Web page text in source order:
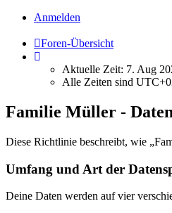
Anmelden
Foren-Übersicht
Aktuelle Zeit: 7. Aug
Alle Zeiten sind
Familie Müller -
Diese Richtlinie beschreibt, wie
Umfang und Art der
Deine Daten werden auf vier